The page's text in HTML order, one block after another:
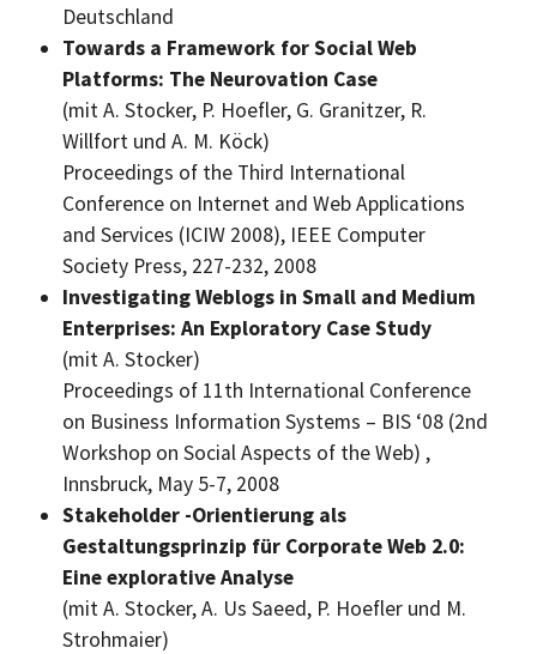
Deutschland
Towards a Framework for Social Web
Platforms: The Neurovation Case
(mit A. Stocker, P. Hoefler, G. Granitzer, R.
Willfort und A. M. Köck)
Proceedings of the Third International
Conference on Internet and Web Applications
and Services (ICIW 2008), IEEE Computer
Society Press, 227-232, 2008
Investigating Weblogs in Small and Medium
Enterprises: An Exploratory Case Study
(mit A. Stocker)
Proceedings of 11th International Conference
on Business Information Systems – BIS ‘08 (2nd
Workshop on Social Aspects of the Web) ,
Innsbruck, May 5-7, 2008
Stakeholder -Orientierung als
Gestaltungsprinzip für Corporate Web 2.0:
Eine explorative Analyse
(mit A. Stocker, A. Us Saeed, P. Hoefler und M.
Strohmaier)